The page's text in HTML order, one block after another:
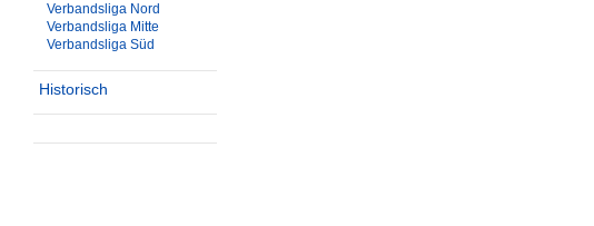
Verbandsliga Nord
Verbandsliga Mitte
Verbandsliga Süd
Historisch